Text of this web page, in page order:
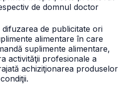
de domnul doctor
de publicitate ori
alimentare în care
suplimente alimentare,
activităţii profesionale a
achiziţionarea produselor